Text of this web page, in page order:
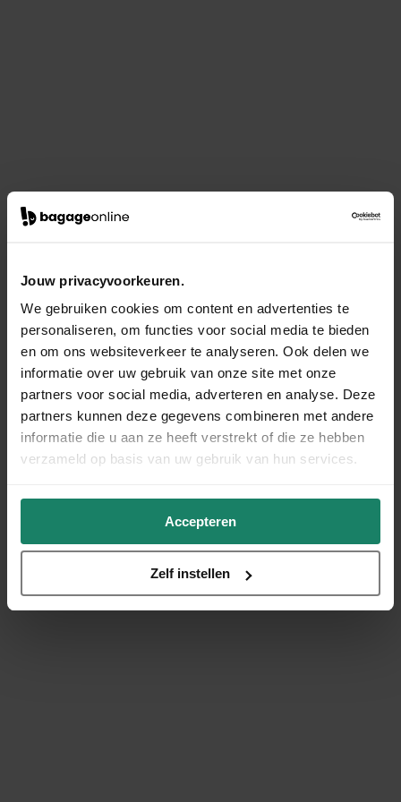
Jouw privacyvoorkeuren.
We gebruiken cookies om content en advertenties te
personaliseren, om functies voor social media te bieden
en om ons websiteverkeer te analyseren. Ook delen we
informatie over uw gebruik van onze site met onze
partners voor social media, adverteren en analyse. Deze
partners kunnen deze gegevens combineren met andere
informatie die u aan ze heeft verstrekt of die ze hebben
verzameld op basis van uw gebruik van hun services.
Accepteren
Zelf instellen